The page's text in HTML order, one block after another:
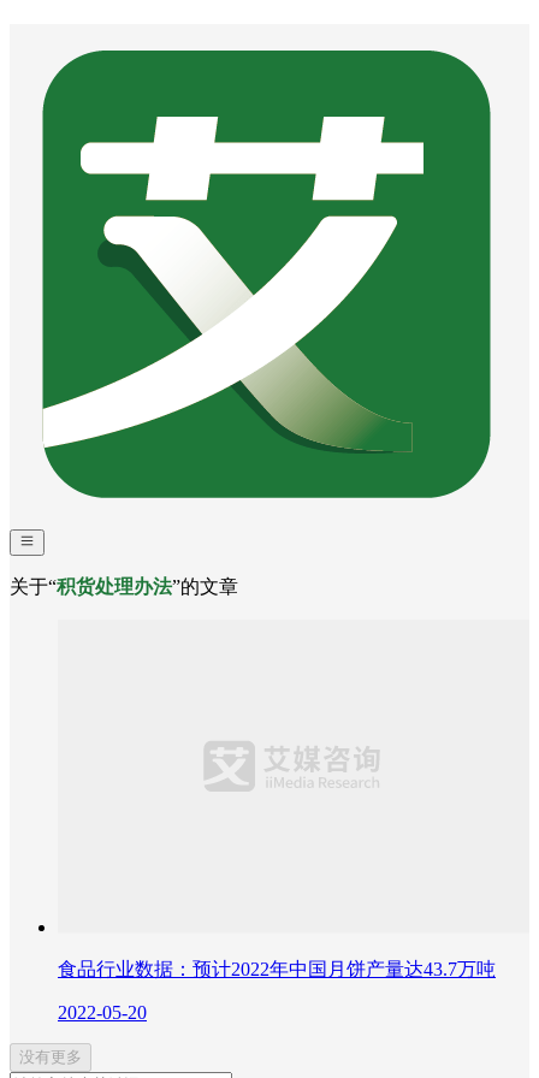
关于“积货处理办法”的文章
食品行业数据：预计2022年中国月饼产量达43.7万吨
2022-05-20
没有更多